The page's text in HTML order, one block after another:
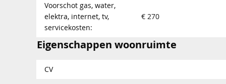
Voorschot gas, water,
elektra, internet, tv,
servicekosten:
€ 270
Eigenschappen woonruimte
CV